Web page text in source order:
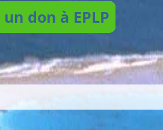
don à EPLP